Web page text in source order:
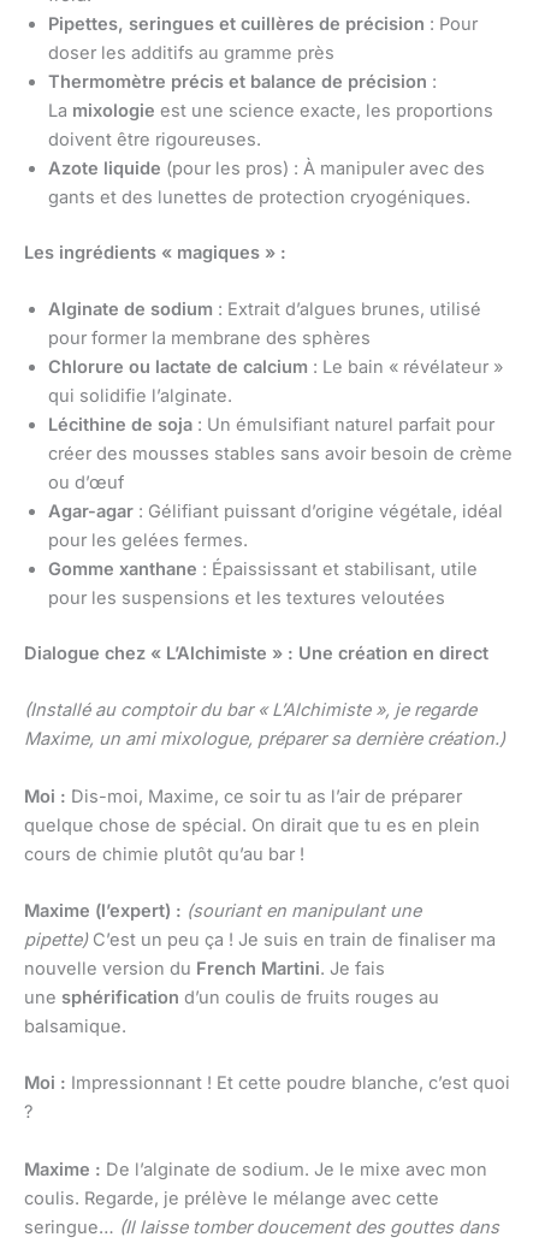
Pipettes, seringues et cuillères de précision : Pour
doser les additifs au gramme près
Thermomètre précis et balance de précision :
La mixologie est une science exacte, les proportions
doivent être rigoureuses.
Azote liquide (pour les pros) : À manipuler avec des
gants et des lunettes de protection cryogéniques.
Les ingrédients « magiques » :
Alginate de sodium : Extrait d’algues brunes, utilisé
pour former la membrane des sphères
Chlorure ou lactate de calcium : Le bain « révélateur »
qui solidifie l’alginate.
Lécithine de soja : Un émulsifiant naturel parfait pour
créer des mousses stables sans avoir besoin de crème
ou d’œuf
Agar-agar : Gélifiant puissant d’origine végétale, idéal
pour les gelées fermes.
Gomme xanthane : Épaississant et stabilisant, utile
pour les suspensions et les textures veloutées
Dialogue chez « L’Alchimiste » : Une création en direct
(Installé au comptoir du bar « L’Alchimiste », je regarde
Maxime, un ami mixologue, préparer sa dernière création.)
Moi : Dis-moi, Maxime, ce soir tu as l’air de préparer
quelque chose de spécial. On dirait que tu es en plein
cours de chimie plutôt qu’au bar !
Maxime (l’expert) : (souriant en manipulant une
pipette)C’est un peu ça ! Je suis en train de finaliser ma
nouvelle version du French Martini. Je fais
une sphérification d’un coulis de fruits rouges au
balsamique.
Moi : Impressionnant ! Et cette poudre blanche, c’est quoi
?
Maxime : De l’alginate de sodium. Je le mixe avec mon
coulis. Regarde, je prélève le mélange avec cette
seringue… (Il laisse tomber doucement des gouttes dans